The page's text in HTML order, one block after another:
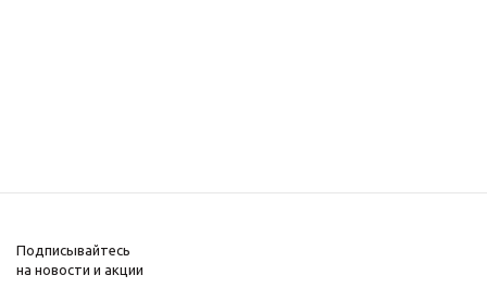
Подписывайтесь
на новости и акции